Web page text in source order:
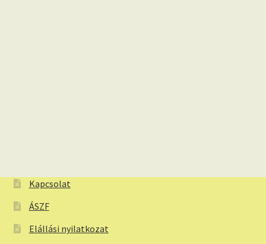
Kapcsolat
ÁSZF
Elállási nyilatkozat